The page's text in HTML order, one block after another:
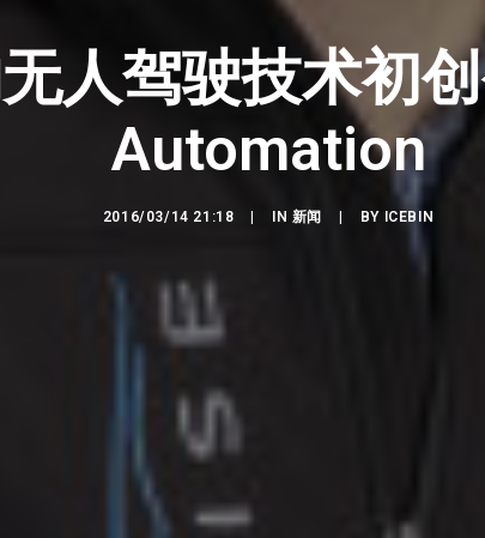
人驾驶技术初
Automation
2016/03/14 21:18 IN 新闻 BY ICEBIN